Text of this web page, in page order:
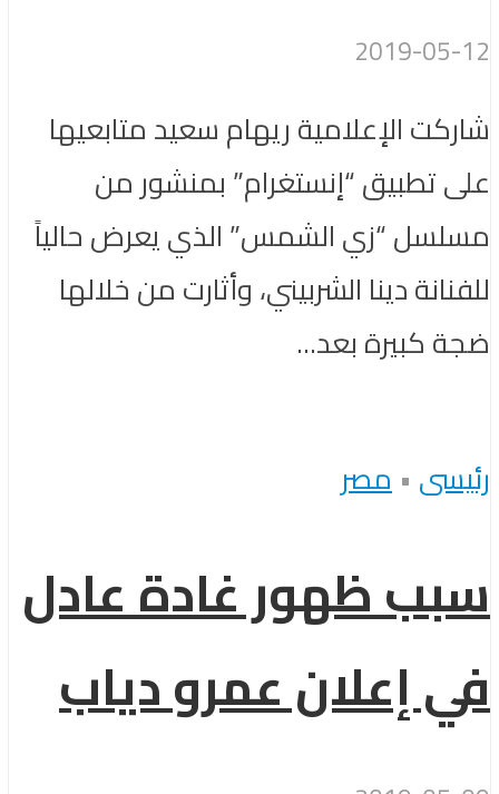
2019-05-12
شاركت الإعلامية ريهام سعيد متابعيها
على تطبيق “إنستغرام” بمنشور من
مسلسل “زي الشمس” الذي يعرض حالياً
للفنانة دينا الشربيني، وأثارت من خلالها
ضجة كبيرة بعد...
رئيسى •مصر
سبب ظهور غادة عادل
في إعلان عمرو دياب